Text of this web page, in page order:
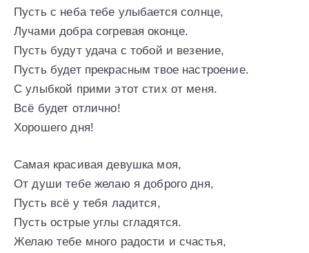
Пусть с неба тебе улыбается солнце,
Лучами добра согревая оконце.
Пусть будут удача с тобой и везение,
Пусть будет прекрасным твое настроение.
С улыбкой прими этот стих от меня.
Всё будет отлично!
Хорошего дня!
Самая красивая девушка моя,
От души тебе желаю я доброго дня,
Пусть всё у тебя ладится,
Пусть острые углы сгладятся.
Желаю тебе много радости и счастья,